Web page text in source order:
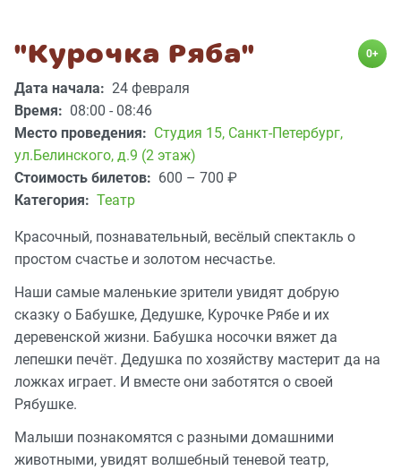
"Курочка Ряба" 0+
Дата начала: 24 февраля
Время: 08:00 - 08:46
Место проведения: Студия 15, Санкт-Петербург,
ул.Белинского, д.9 (2 этаж)
Стоимость билетов: 600 – 700 ₽
Категория: Театр
Красочный, познавательный, весёлый спектакль о
простом счастье и золотом несчастье.
Наши самые маленькие зрители увидят добрую
сказку о Бабушке, Дедушке, Курочке Рябе и их
деревенской жизни. Бабушка носочки вяжет да
лепешки печёт. Дедушка по хозяйству мастерит да на
ложках играет. И вместе они заботятся о своей
Рябушке.
Малыши познакомятся с разными домашними
животными, увидят волшебный теневой театр,